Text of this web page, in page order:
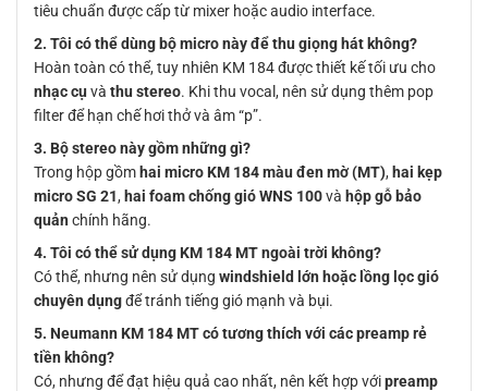
tiêu chuẩn được cấp từ mixer hoặc audio interface.
2. Tôi có thể dùng bộ micro này để thu giọng hát không?
Hoàn toàn có thể, tuy nhiên KM 184 được thiết kế tối ưu cho
nhạc cụ và thu stereo. Khi thu vocal, nên sử dụng thêm pop
filter để hạn chế hơi thở và âm “p”.
3. Bộ stereo này gồm những gì?
Trong hộp gồmhai micro KM 184 màu đen mờ (MT), hai kẹp
micro SG 21, hai foam chống gió WNS 100và hộp gỗ bảo
quản chính hãng.
4. Tôi có thể sử dụng KM 184 MT ngoài trời không?
Có thể, nhưng nên sử dụng windshield lớn hoặc lồng lọc gió
chuyên dụngđể tránh tiếng gió mạnh và bụi.
5. Neumann KM 184 MT có tương thích với các preamp rẻ
tiền không?
Có, nhưng để đạt hiệu quả cao nhất, nên kết hợp vớipreamp